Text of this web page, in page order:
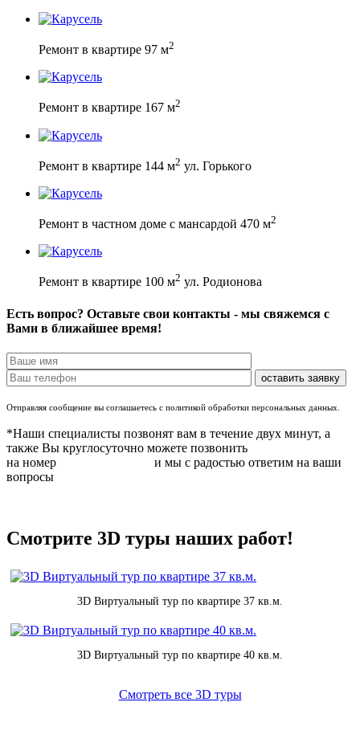
Ремонт в квартире 97 м2
Ремонт в квартире 167 м2
Ремонт в квартире 144 м2 ул. Горького
Ремонт в частном доме с мансардой 470 м2
Ремонт в квартире 100 м2 ул. Родионова
Есть вопрос? Оставьте свои контакты - мы свяжемся с
Вами в ближайшее время!
Отправляя сообщение вы соглашаетесь с политикой обработки персональных данных.
*Наши специалисты позвонят вам в течение двух минут, а
также Вы круглосуточно можете позвонить
на номер
и мы с радостью ответим на ваши
вопросы
Смотрите 3D туры наших работ!
3D Виртуальный тур по квартире 37 кв.м.
3D Виртуальный тур по квартире 40 кв.м.
Смотреть все 3D туры